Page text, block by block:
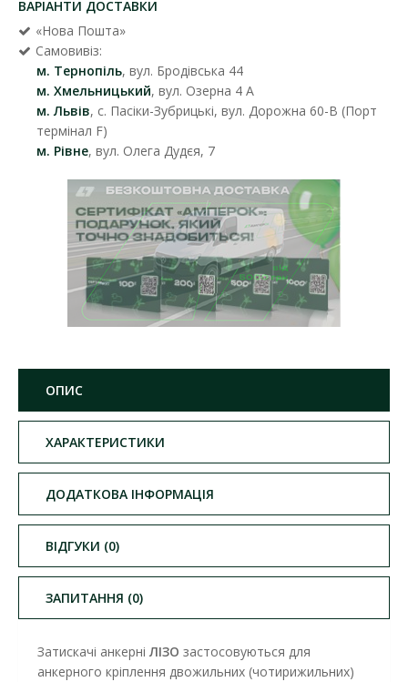
ВАРІАНТИ ДОСТАВКИ
«Нова Пошта»
Самовивіз:
м. Тернопіль, вул. Бродівська 44
м. Хмельницький, вул. Озерна 4 А
м. Львів, с. Пасіки-Зубрицькі, вул. Дорожна 60-В (Порт
термінал F)
м. Рівне, вул. Олега Дудєя, 7
ОПИС
ХАРАКТЕРИСТИКИ
ДОДАТКОВА ІНФОРМАЦІЯ
ВІДГУКИ (0)
ЗАПИТАННЯ (0)
Затискачі анкерні ЛІЗО застосовуються для
анкерного кріплення двожильних (чотирижильних)